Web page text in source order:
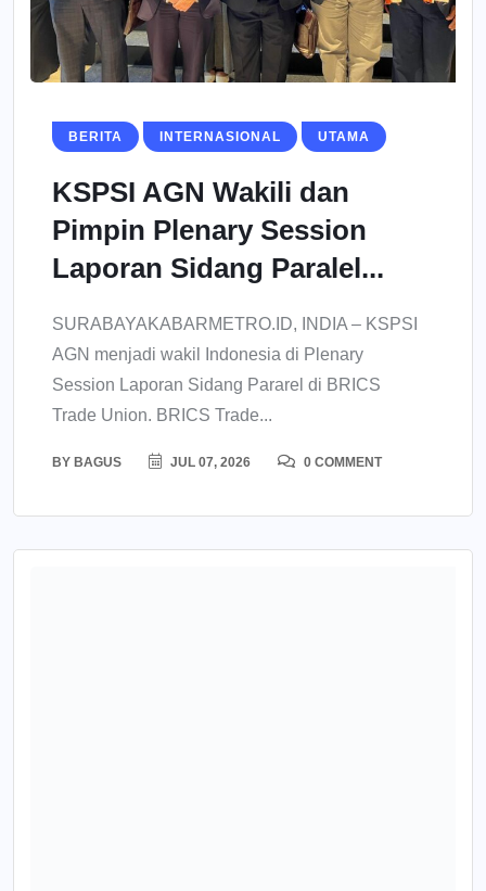
BERITA INTERNASIONAL UTAMA
KSPSI AGN Wakili dan
Pimpin Plenary Session
Laporan Sidang Paralel...
SURABAYAKABARMETRO.ID, INDIA – KSPSI
AGN menjadi wakil Indonesia di Plenary
Session Laporan Sidang Pararel di BRICS
Trade Union. BRICS Trade...
BY BAGUS JUL 07, 2026 0 COMMENT